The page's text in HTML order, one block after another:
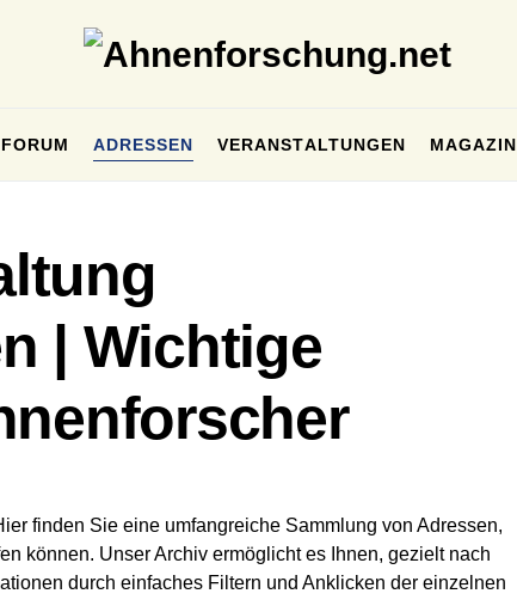
FORUM ADRESSEN VERANSTALTUNGEN MAGAZIN
| Wichtige
finden Sie eine umfangreiche Sammlung von Adressen,
können. Unser Archiv ermöglicht es Ihnen, gezielt nach
durch einfaches Filtern und Anklicken der einzelnen